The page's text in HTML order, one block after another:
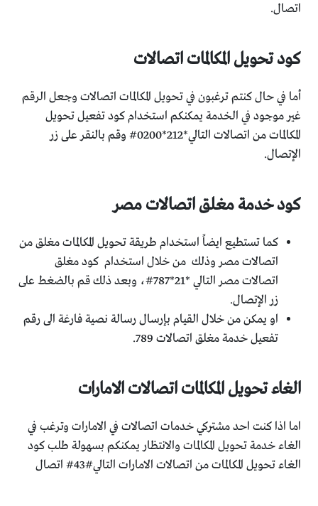
اتصال.
كود تحويل المكالمات اتصالات
أما في حال كنتم ترغبون في تحويل المكالمات اتصالات وجعل الرقم
غير موجود في الخدمة يمكنكم استخدام كود تفعيل تحويل
المكالمات من اتصالات التالي*212*0200# وقم بالنقر على زر
الإتصال.
كود خدمة مغلق اتصالات مصر
كما تستطيع ايضاً استخدام طريقة تحويل المكالمات مغلق من
اتصالات مصر وذلك من خلال استخدام كود مغلق
اتصالات مصر التالي *21*787#، وبعد ذلك قم بالضغط على
زر الإتصال.
او يمكن من خلال القيام بإرسال رسالة نصية فارغة الى رقم
تفعيل خدمة مغلق اتصالات 789.
الغاء تحويل المكالمات اتصالات الامارات
اما اذا كنت احد مشتركي خدمات اتصالات في الامارات وترغب في
الغاء خدمة تحويل المكالمات والانتظار يمكنكم بسهولة طلب كود
الغاء تحويل المكالمات من اتصالات الامارات التالي#43# اتصال